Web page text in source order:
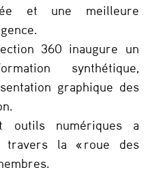
et une meilleure
360 inaugure un
synthétique,
graphique des
outils numériques a
travers la « roue des